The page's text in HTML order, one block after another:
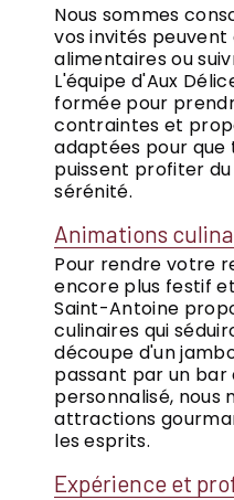
Nous sommes
vos invités
alimentaires ou
L'équipe d'Aux
formée pour
contraintes et
adaptées pour que
puissent profiter
sérénité.
Animations
Pour rendre votre
encore plus festif
Saint-Antoine
culinaires qui
découpe d'un
passant par un bar
personnalisé, nous
attractions
les esprits.
Expérience et